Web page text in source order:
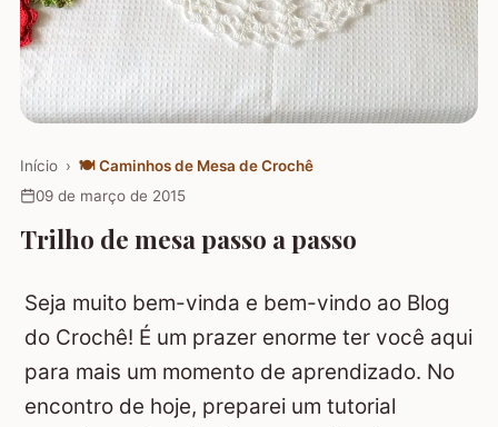
Início › 🍽️ Caminhos de Mesa de Crochê
09 de março de 2015
Trilho de mesa passo a passo
Seja muito bem-vinda e bem-vindo ao Blog
do Crochê! É um prazer enorme ter você aqui
para mais um momento de aprendizado. No
encontro de hoje, preparei um tutorial